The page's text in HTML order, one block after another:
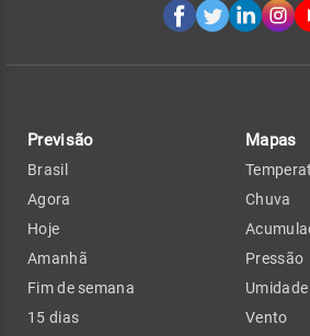
Previsão
Brasil
Agora
Hoje
Amanhã
Fim de semana
15 dias
Mapas
Chuva
Pressão
Vento